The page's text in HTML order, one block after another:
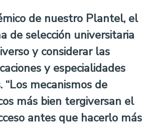
de nuestro Plantel, el
de selección universitaria
y considerar las
y especialidades
“Los mecanismos de
más bien tergiversan el
antes que hacerlo más